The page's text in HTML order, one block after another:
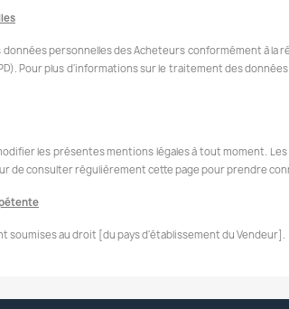
données personnelles des Acheteurs conformément à la
Pour plus d'informations sur le traitement des
les présentes mentions légales à tout moment.
de consulter régulièrement cette page pour prendre
soumises au droit [du pays d'établissement du Vendeur].